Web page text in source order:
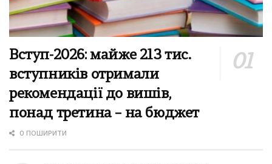
Вступ-2026: майже 213 тис.
вступників отримали
рекомендації до вишів,
понад третина – на бюджет
0 ПОШИРИТИ